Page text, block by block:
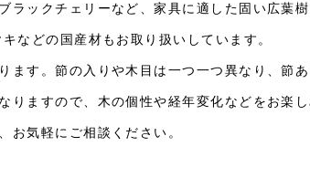
ラックチェリーなど、家具に適した固い広葉樹
などの国産材もお取り扱いしています。
ます。節の入りや木目は一つ一つ異なり、節
りますので、木の個性や経年変化などをお楽し
お気軽にご相談ください。